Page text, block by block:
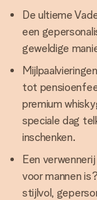
De ultieme
een
geweldige
tot
premium
speciale dag
inschenken.
Een
voor mannen
stijlvol,